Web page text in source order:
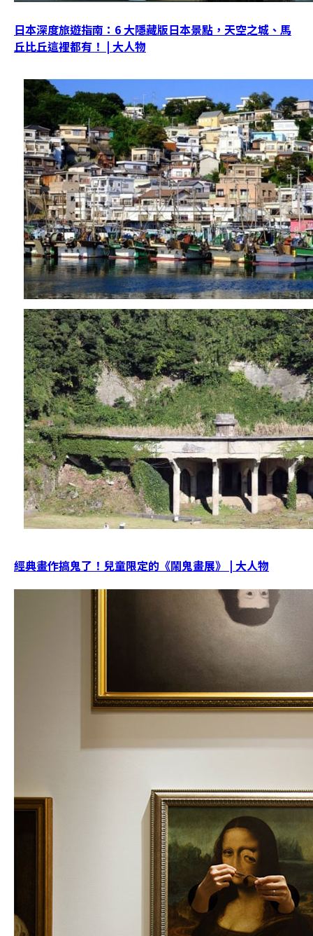
日本深度旅遊指南：6 大隱藏版日本景點，天空之城、馬
丘比丘這裡都有！ | 大人物
經典畫作搞鬼了！兒童限定的《鬧鬼畫展》 | 大人物